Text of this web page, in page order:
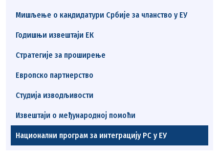
Мишљење о кандидатури Србије за чланство у ЕУ
Годишњи извештаји ЕК
Стратегије за проширење
Европско партнерство
Студија изводљивости
Извештаји о међународној помоћи
Национални програм за интеграцију РС у ЕУ